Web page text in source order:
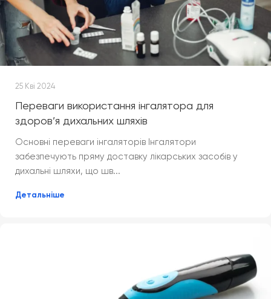
25 Кві 2024
Переваги використання інгалятора для
здоров’я дихальних шляхів
Основні переваги інгаляторів Інгалятори
забезпечують пряму доставку лікарських засобів у
дихальні шляхи, що шв...
Детальніше